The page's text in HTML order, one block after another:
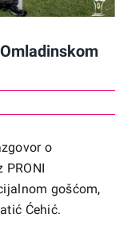
o
gošćom,
Ćehić.